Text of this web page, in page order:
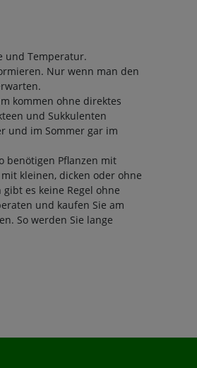
und Temperatur.
Nur wenn man den
kommen ohne direktes
und Sukkulenten
und im Sommer gar im
benötigen Pflanzen mit
kleinen, dicken oder ohne
es keine Regel ohne
und kaufen Sie am
So werden Sie lange